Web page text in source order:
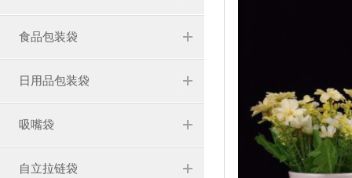
食品包装袋
日用品包装袋
吸嘴袋
自立拉链袋